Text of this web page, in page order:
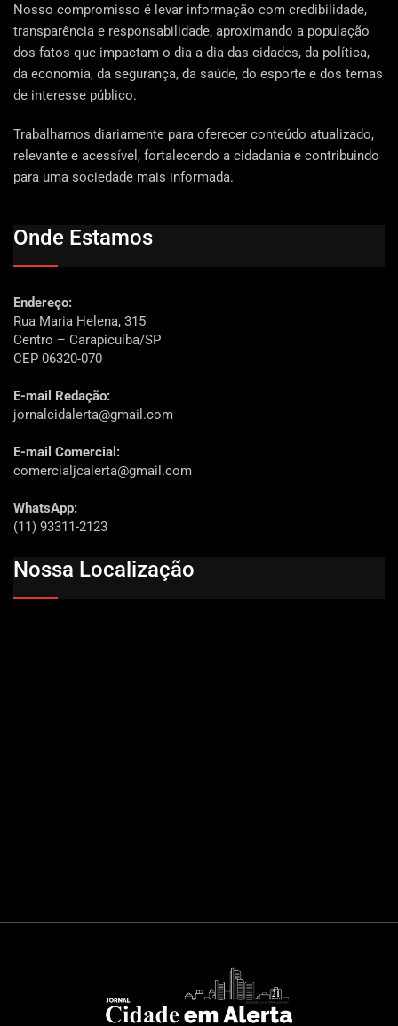
Nosso compromisso é levar informação com credibilidade,
transparência e responsabilidade, aproximando a população
dos fatos que impactam o dia a dia das cidades, da política,
da economia, da segurança, da saúde, do esporte e dos temas
de interesse público.
Trabalhamos diariamente para oferecer conteúdo atualizado,
relevante e acessível, fortalecendo a cidadania e contribuindo
para uma sociedade mais informada.
Onde Estamos
Endereço:
Rua Maria Helena, 315
Centro – Carapicuíba/SP
CEP 06320-070
E-mail Redação:
jornalcidalerta@gmail.com
E-mail Comercial:
comercialjcalerta@gmail.com
WhatsApp:
(11) 93311-2123
Nossa Localização